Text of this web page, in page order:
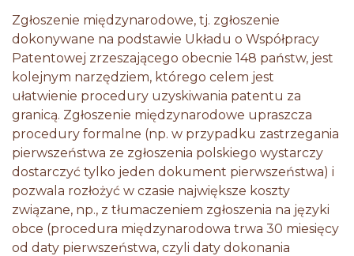
Zgłoszenie międzynarodowe, tj. zgłoszenie
dokonywane na podstawie Układu o Współpracy
Patentowej zrzeszającego obecnie 148 państw, jest
kolejnym narzędziem, którego celem jest
ułatwienie procedury uzyskiwania patentu za
granicą. Zgłoszenie międzynarodowe upraszcza
procedury formalne (np. w przypadku zastrzegania
pierwszeństwa ze zgłoszenia polskiego wystarczy
dostarczyć tylko jeden dokument pierwszeństwa) i
pozwala rozłożyć w czasie największe koszty
związane, np., z tłumaczeniem zgłoszenia na języki
obce (procedura międzynarodowa trwa 30 miesięcy
od daty pierwszeństwa, czyli daty dokonania